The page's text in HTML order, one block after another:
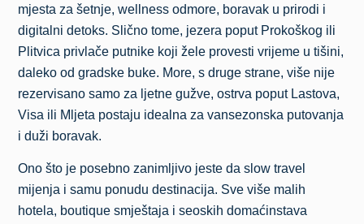
mjesta za šetnje, wellness odmore, boravak u prirodi i
digitalni detoks. Slično tome, jezera poput Prokoškog ili
Plitvica privlače putnike koji žele provesti vrijeme u tišini,
daleko od gradske buke. More, s druge strane, više nije
rezervisano samo za ljetne gužve, ostrva poput Lastova,
Visa ili Mljeta postaju idealna za vansezonska putovanja
i duži boravak.
Ono što je posebno zanimljivo jeste da slow travel
mijenja i samu ponudu destinacija. Sve više malih
hotela, boutique smještaja i seoskih domaćinstava